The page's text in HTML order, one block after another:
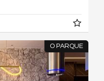
O PARQUE